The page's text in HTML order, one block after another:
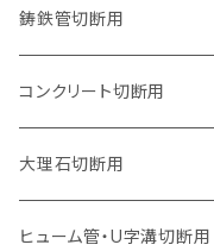
セグメントタイプ（ビス穴付き
セグメントタイプ
180mm（7インチ）
セグメントタイプ
205mm（8インチ）
セグメントタイプ
230mm（9インチ）
セグメントタイプ
305mm（12インチ）
ウェーブタイプ
セグメントタイプ
ウェーブタイプ
150mm（6インチ）
セグメントタイプ
ウェーブタイプ
180mm（7インチ）
セグメントタイプ
ウェーブタイプ
205mm（8インチ）
セグメントタイプ
230mm（9インチ）
セグメントタイプ
ウェーブタイプ
125mm（5インチ）
セグメントタイプ
ウェーブタイプ
150mm（6インチ）
セグメントタイプ
ウェーブタイプ
180mm（7インチ）
セグメントタイプ
205mm（8インチ）
105mm（4インチ）
セグメントタイプ
セグメントタイプ（ビス穴付き
125mm（5インチ）
セグメントタイプ
セグメントタイプ（ビス穴付き
150mm（6インチ）
セグメントタイプ
180mm（7インチ）
鋳鉄管切断用
105mm（4インチ）
セグメントタイプ
セグメントタイプ（ビス穴付き
125mm（5インチ）
セグメントタイプ
150mm（6インチ）
コンクリート切断用
105mm（4インチ）
セグメントタイプ
125mm（5インチ）
大理石切断用
125mm（5インチ）
ヒューム管・U字溝切断用